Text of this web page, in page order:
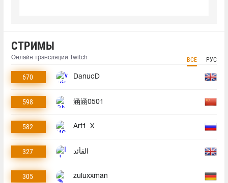
СТРИМЫ
Онлайн трансляции Twitch ВСЕ РУС
670 DanucD
598 涵涵0501
582 Art1_X
327 القأئد
305 zuluxxman